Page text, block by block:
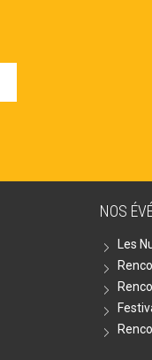
NOS
Les